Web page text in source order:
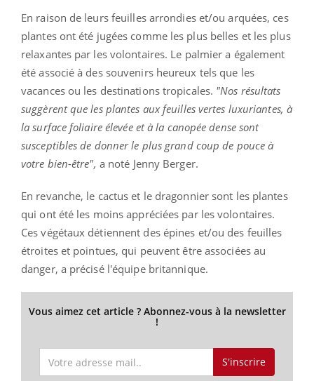
En raison de leurs feuilles arrondies et/ou arquées, ces
plantes ont été jugées comme les plus belles et les plus
relaxantes par les volontaires. Le palmier a également
été associé à des souvenirs heureux tels que les
vacances ou les destinations tropicales. "Nos résultats
suggèrent que les plantes aux feuilles vertes luxuriantes, à
la surface foliaire élevée et à la canopée dense sont
susceptibles de donner le plus grand coup de pouce à
votre bien-être", a noté Jenny Berger.
En revanche, le cactus et le dragonnier sont les plantes
qui ont été les moins appréciées par les volontaires.
Ces végétaux détiennent des épines et/ou des feuilles
étroites et pointues, qui peuvent être associées au
danger, a précisé l'équipe britannique.
Vous aimez cet article ? Abonnez-vous à la newsletter
!
S'inscrire